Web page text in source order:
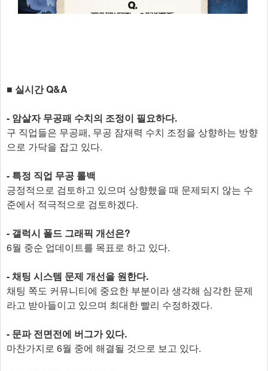
■ 실시간 Q&A
- 암살자 무공패 수치의 조정이 필요하다.
구 직업들은 무공패, 무공 잠재력 수치 조정을 상향하는 방향
으로 가닥을 잡고 있다.
- 특정 직업 무공 롤백
긍정적으로 검토하고 있으며 상향했을 때 문제되지 않는 수
준에서 적극적으로 검토하겠다.
- 갤럭시 폴드 그래픽 개선은?
6월 중순 업데이트를 목표로 하고 있다.
- 채팅 시스템 문제 개선을 원한다.
채팅 쪽도 커뮤니티에 중요한 부분이라 생각해 심각한 문제
라고 받아들이고 있으며 최대한 빨리 수정하겠다.
- 문파 전면전에 버그가 있다.
마찬가지로 6월 중에 해결될 것으로 보고 있다.